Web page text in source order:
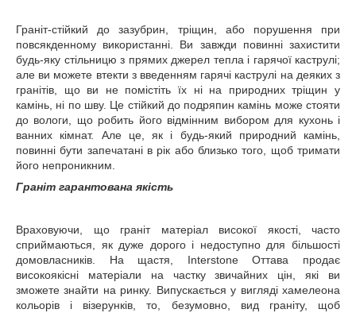
Граніт-стійкий до зазубрин, тріщин, або порушення при
повсякденному використанні. Ви завжди повинні захистити
будь-яку стільницю з прямих джерел тепла і гарячої каструлі;
але ви можете втекти з введенням гарячі каструлі на деяких з
гранітів, що ви не помістіть їх ні на природних тріщин у
камінь, ні по шву. Це стійкий до подряпин камінь може стояти
до вологи, що робить його відмінним вибором для кухонь і
ванних кімнат. Але це, як і будь-який природний камінь,
повинні бути запечатані в рік або близько того, щоб тримати
його непроникним.
Граніт гарантована якість
Враховуючи, що граніт матеріал високої якості, часто
сприймаються, як дуже дорого і недоступно для більшості
домовласників. На щастя, Interstone Оттава продає
високоякісні матеріали на частку звичайних цін, які ви
зможете знайти на ринку. Випускається у вигляді хамелеона
кольорів і візерунків, то, безумовно, вид граніту, щоб